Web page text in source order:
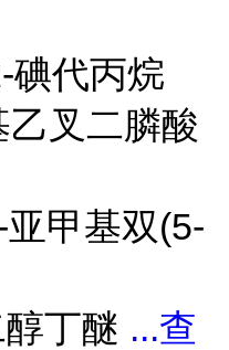
碘代丙烷
叉二膦酸
亚甲基双(5-
丁醚 ...查